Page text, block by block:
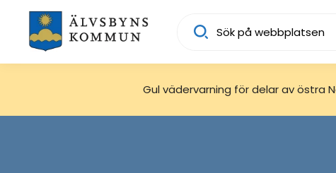
Gul vädervarning för delar av östra